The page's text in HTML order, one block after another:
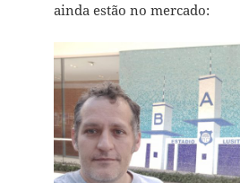
ainda estão no mercado: